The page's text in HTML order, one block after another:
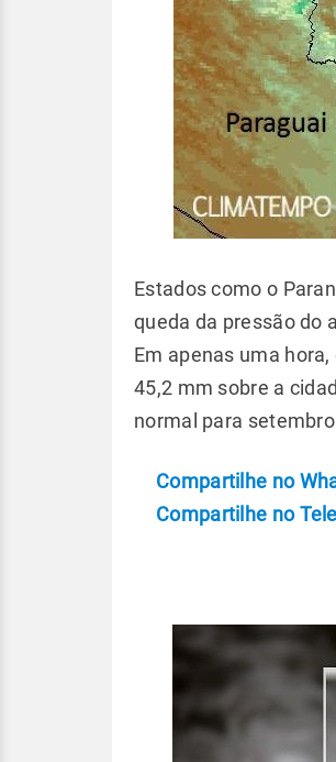
Estados como o
queda da pressão do
Em apenas uma
45,2 mm sobre a
normal para
Compartilhe no
Compartilhe no